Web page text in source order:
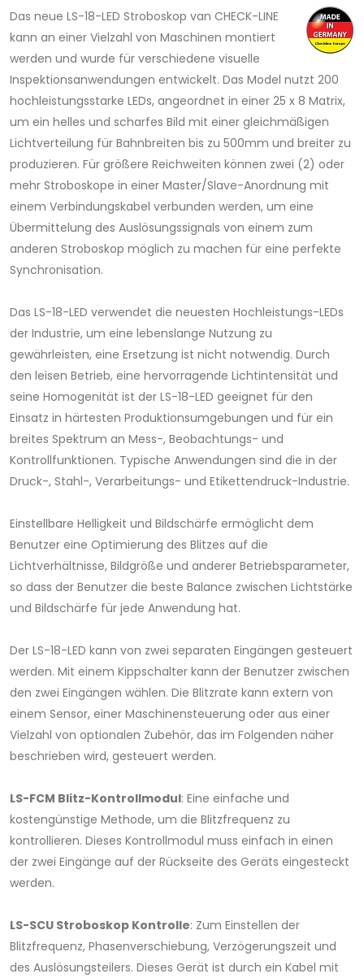
Das neue LS-18-LED Stroboskop van CHECK-LINE
kann an einer Vielzahl von Maschinen montiert
werden und wurde für verschiedene visuelle
Inspektionsanwendungen entwickelt. Das Model nutzt 200
hochleistungsstarke LEDs, angeordnet in einer 25 x 8 Matrix,
um ein helles und scharfes Bild mit einer gleichmäßigen
Lichtverteilung für Bahnbreiten bis zu 500mm und breiter zu
produzieren. Für größere Reichweiten können zwei (2) oder
mehr Stroboskope in einer Master/Slave-Anordnung mit
einem Verbindungskabel verbunden werden, um eine
Übermittelung des Auslösungssignals von einem zum
anderen Stroboskop möglich zu machen für eine perfekte
Synchronisation.
Das LS-18-LED verwendet die neuesten Hochleistungs-LEDs
der Industrie, um eine lebenslange Nutzung zu
gewährleisten, eine Ersetzung ist nicht notwendig. Durch
den leisen Betrieb, eine hervorragende Lichtintensität und
seine Homogenität ist der LS-18-LED geeignet für den
Einsatz in härtesten Produktionsumgebungen und für ein
breites Spektrum an Mess-, Beobachtungs- und
Kontrollfunktionen. Typische Anwendungen sind die in der
Druck-, Stahl-, Verarbeitungs- und Etikettendruck-Industrie.
Einstellbare Helligkeit und Bildschärfe ermöglicht dem
Benutzer eine Optimierung des Blitzes auf die
Lichtverhältnisse, Bildgröße und anderer Betriebsparameter,
so dass der Benutzer die beste Balance zwischen Lichtstärke
und Bildschärfe für jede Anwendung hat.
Der LS-18-LED kann von zwei separaten Eingängen gesteuert
werden. Mit einem Kippschalter kann der Benutzer zwischen
den zwei Eingängen wählen. Die Blitzrate kann extern von
einem Sensor, einer Maschinensteuerung oder aus einer
Vielzahl von optionalen Zubehör, das im Folgenden näher
beschrieben wird, gesteuert werden.
LS-FCM Blitz-Kontrollmodul: Eine einfache und
kostengünstige Methode, um die Blitzfrequenz zu
kontrollieren. Dieses Kontrollmodul muss einfach in einen
der zwei Eingänge auf der Rückseite des Geräts eingesteckt
werden.
LS-SCU Stroboskop Kontrolle: Zum Einstellen der
Blitzfrequenz, Phasenverschiebung, Verzögerungszeit und
des Auslösungsteilers. Dieses Gerät ist durch ein Kabel mit